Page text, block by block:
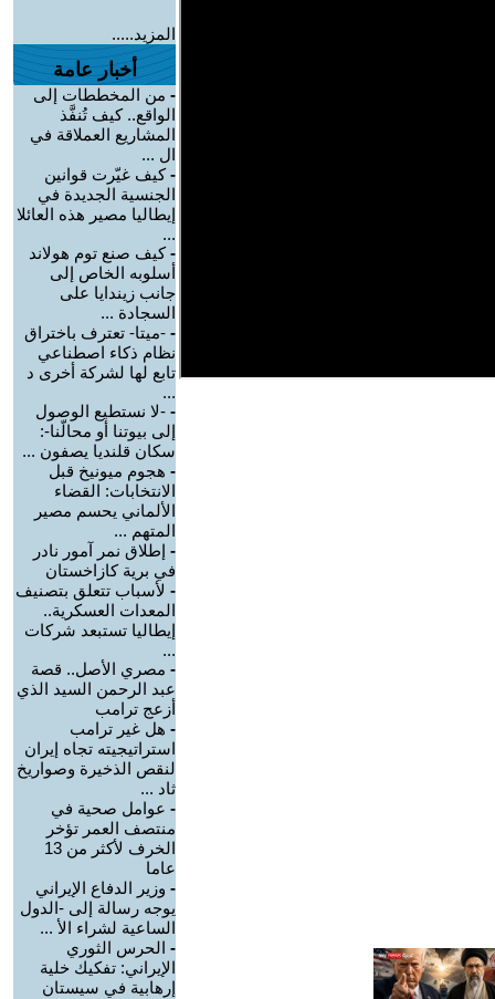
المزيد.....
أخبار عامة
- من المخططات إلى
الواقع.. كيف تُنفَّذ
المشاريع العملاقة في
ال ...
-كيف غيّرت قوانين
الجنسية الجديدة في
إيطاليا مصير هذه العائلا
...
-كيف صنع توم هولاند
أسلوبه الخاص إلى
جانب زيندايا على
السجادة ...
- -ميتا- تعترف باختراق
نظام ذكاء اصطناعي
تابع لها لشركة أخرى د
...
- -لا نستطيع الوصول
إلى بيوتنا أو محالّنا-:
سكان قلنديا يصفون ...
- هجوم ميونيخ قبل
الانتخابات: القضاء
الألماني يحسم مصير
المتهم ...
- إطلاق نمر آمور نادر
في برية كازاخستان
- لأسباب تتعلق بتصنيف
المعدات العسكرية..
إيطاليا تستبعد شركات
...
- مصري الأصل.. قصة
عبد الرحمن السيد الذي
أزعج ترامب
- هل غير ترامب
استراتيجيته تجاه إيران
لنقص الذخيرة وصواريخ
ثاد ...
- عوامل صحية في
منتصف العمر تؤخر
الخرف لأكثر من 13
عاما
- وزير الدفاع الإيراني
يوجه رسالة إلى -الدول
الساعية لشراء الأ ...
- الحرس الثوري
الإيراني: تفكيك خلية
إرهابية في سيستان